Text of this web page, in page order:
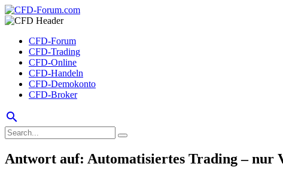
CFD-Forum
CFD-Trading
CFD-Online
CFD-Handeln
CFD-Demokonto
CFD-Broker
search
Antwort auf: Automatisiertes Trading – nur